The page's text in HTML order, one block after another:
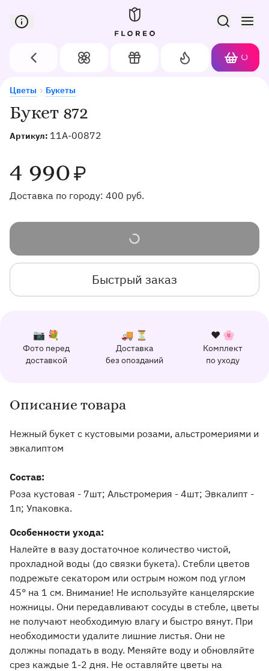
Сервис доставки цветов в Орле
Назад Цветы Подарки
Акции
Корзина
Букет 872
Артикул: 11A-00872
4 990₽
Доставка по городу: 400 руб.
Быстрый заказ
Цветы Букеты
Букет 872
Почему выбирают Флорео
К каждому заказу прилагается:
Фото перед
доставкой
📷 💐
Доставка
без опозданий
🚚 ⏳
Комплект
по уходу
❤️ 🌸
Качественный сервис
162 отзыва с оценкой 5.0 ⭐
Информация о товаре и оказываемых услугах
Описание товара
Нежный букет с кустовыми розами, альстромериями и
эвкалиптом
Состав:
Роза кустовая - 7шт; Альстромерия - 4шт; Эвкалипт -
1п; Упаковка.
Особенности ухода:
Налейте в вазу достаточное количество чистой,
прохладной воды (до связки букета). Стебли цветов
подрежьте секатором или острым ножом под углом
45° на 1 см. Внимание! Не используйте канцелярские
ножницы. Они передавливают сосуды в стебле, цветы
не получают необходимую влагу и быстро вянут. При
необходимости удалите лишние листья. Они не
должны попадать в воду. Меняйте воду и обновляйте
срез каждые 1-2 дня. Не оставляйте цветы на